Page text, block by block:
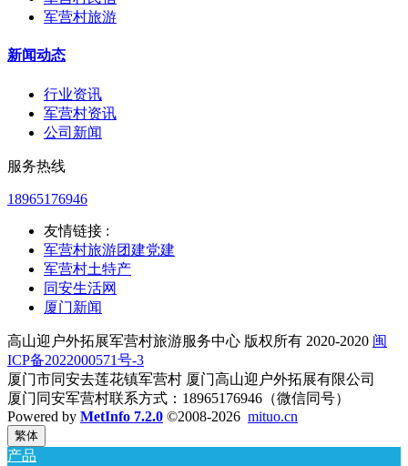
军营村旅游
新闻动态
行业资讯
军营村资讯
公司新闻
服务热线
18965176946
友情链接 :
军营村旅游团建党建
军营村土特产
同安生活网
厦门新闻
高山迎户外拓展军营村旅游服务中心 版权所有 2020-2020 闽
ICP备2022000571号-3
厦门市同安去莲花镇军营村 厦门高山迎户外拓展有限公司
厦门同安军营村联系方式：18965176946（微信同号）
Powered by MetInfo 7.2.0 ©2008-2026 mituo.cn
繁体
产品